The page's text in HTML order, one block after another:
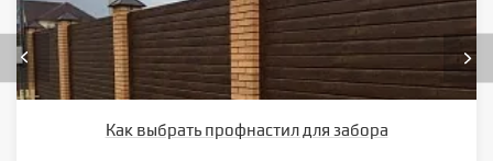
Как выбрать профнастил для забора